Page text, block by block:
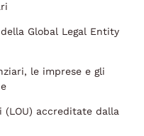
Global Legal Entity
le imprese e gli
(LOU) accreditate dalla